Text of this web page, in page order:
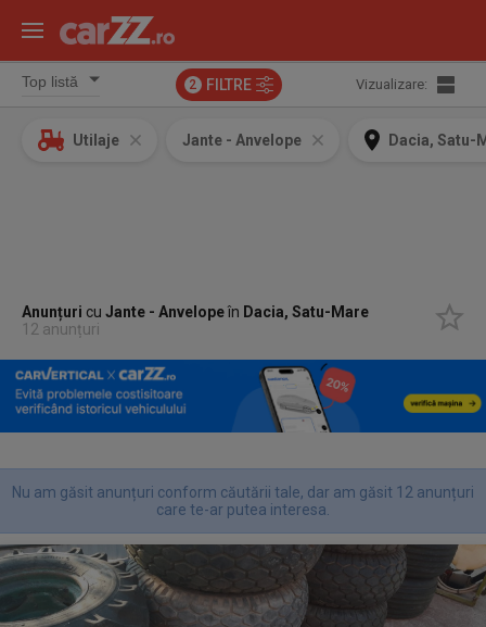
2 FILTRE Vizualizare:
Utilaje Jante - Anvelope Dacia, Satu-
Anunțuri cuJante - Anvelopeîn Dacia, Satu-Mare
12 anunțuri
Nu am găsit anunțuri conform căutării tale, dar am găsit 12 anunțuri
care te-ar putea interesa.